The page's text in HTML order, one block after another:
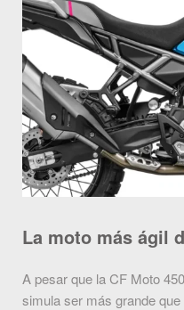
La moto más ágil
A pesar que la CF Moto
simula ser más grande